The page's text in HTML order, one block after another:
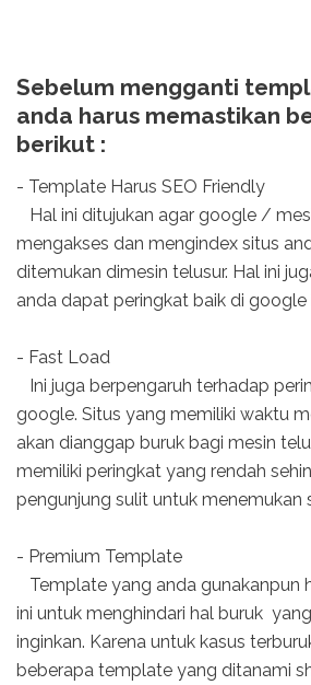
Sebelum mengganti
anda harus memastikan
berikut :
- Template Harus SEO Friendly
Hal ini ditujukan agar google /
mengakses dan mengindex situs
ditemukan dimesin telusur. Hal ini
anda dapat peringkat baik di google
- Fast Load
Ini juga berpengaruh terhadap
google. Situs yang memiliki waktu
akan dianggap buruk bagi mesin
memiliki peringkat yang rendah
pengunjung sulit untuk menemukan
- Premium Template
Template yang anda gunakanpun
ini untuk menghindari hal buruk
inginkan. Karena untuk kasus
beberapa template yang ditanami